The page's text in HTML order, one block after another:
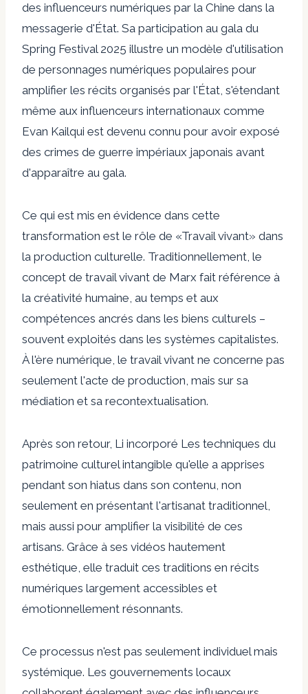
des influenceurs numériques par la Chine dans la
messagerie d'État. Sa participation au gala du
Spring Festival 2025 illustre un modèle d'utilisation
de personnages numériques populaires pour
amplifier les récits organisés par l'État, s'étendant
même aux influenceurs internationaux comme
Evan Kailqui est devenu connu pour avoir exposé
des crimes de guerre impériaux japonais avant
d'apparaître au gala.
Ce qui est mis en évidence dans cette
transformation est le rôle de «Travail vivant» dans
la production culturelle. Traditionnellement, le
concept de travail vivant de Marx fait référence à
la créativité humaine, au temps et aux
compétences ancrés dans les biens culturels –
souvent exploités dans les systèmes capitalistes.
À l'ère numérique, le travail vivant ne concerne pas
seulement l'acte de production, mais sur sa
médiation et sa recontextualisation.
Après son retour, Li incorporé Les techniques du
patrimoine culturel intangible qu'elle a apprises
pendant son hiatus dans son contenu, non
seulement en présentant l'artisanat traditionnel,
mais aussi pour amplifier la visibilité de ces
artisans. Grâce à ses vidéos hautement
esthétique, elle traduit ces traditions en récits
numériques largement accessibles et
émotionnellement résonnants.
Ce processus n'est pas seulement individuel mais
systémique. Les gouvernements locaux